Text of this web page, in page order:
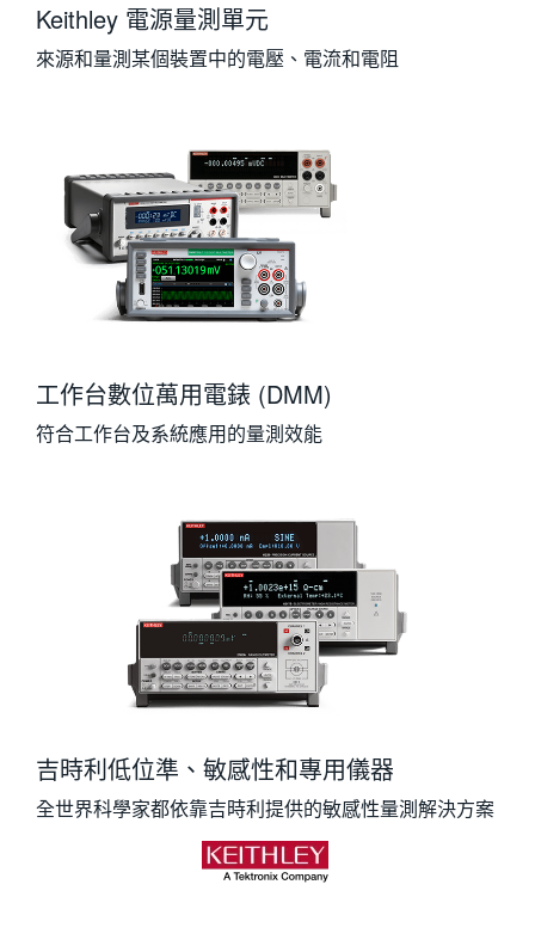
Keithley 電源量測單元
來源和量測某個裝置中的電壓、電流和電阻
工作台數位萬用電錶 (DMM)
符合工作台及系統應用的量測效能
吉時利低位準、敏感性和專用儀器
全世界科學家都依靠吉時利提供的敏感性量測解決方案